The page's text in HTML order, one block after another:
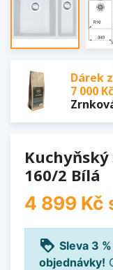
Dárek
7 000 Kč
Kuchyňský
160/2 Bílá
4 899 Kč
loyalty Sleva 3
objednávky!